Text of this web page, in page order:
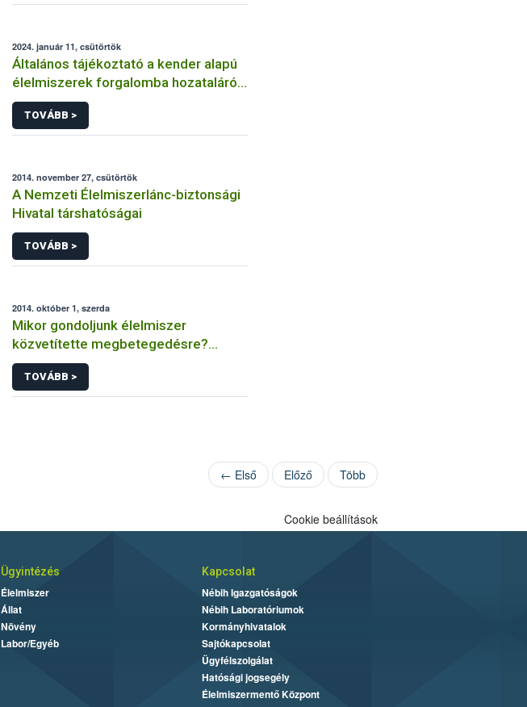
2024. január 11, csütörtök
Általános tájékoztató a kender alapú
élelmiszerek forgalomba hozataláról
és azok szabályozásáról
TOVÁBB >
2014. november 27, csütörtök
A Nemzeti Élelmiszerlánc-biztonsági
Hivatal társhatóságai
TOVÁBB >
2014. október 1, szerda
Mikor gondoljunk élelmiszer
közvetítette megbetegedésre?
(közismert néven ételmérgezésre,
ételfertőzésre)
TOVÁBB >
← Első Előző Több
Cookie beállítások
Ügyintézés
Élelmiszer
Állat
Növény
Labor/Egyéb
Kapcsolat
Nébih Igazgatóságok
Nébih Laboratóriumok
Kormányhivatalok
Sajtókapcsolat
Ügyfélszolgálat
Hatósági jogsegély
Élelmiszermentő Központ